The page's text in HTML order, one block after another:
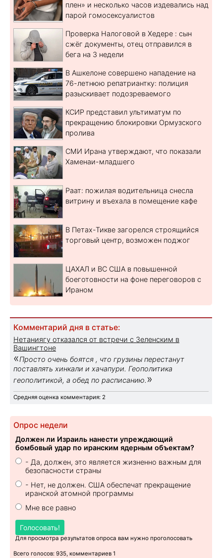
плен» и несколько часов издевались над
парой гомосексуалистов
Проверка Налоговой в Хедере : сын
сжёг документы, отец отправился в
бега на 3 недели
В Ашкелоне совершено нападение на
76-летнюю репатриантку: полиция
разыскивает подозреваемого
КСИР представил ультиматум по
прекращению блокировки Ормузского
пролива
СМИ Ирана утверждают, что показали
Хаменаи-младшего
Раат: пожилая водительница снесла
витрину и въехала в помещение кафе
В Петах-Тикве загорелся строящийся
торговый центр, возможен поджог
ЦАХАЛ и ВС США в повышенной
боеготовности на фоне переговоров с
Ираном
Комментарий дня в статье:
Нетаниягу отказался от встречи с Зеленским в
Вашингтоне
«Просто очень боятся , что грузины перестанут
поставлять хинкали и хачапури. Геополитика
геополитикой, а обед по расписанию. »
Средняя оценка комментария: 2
Опрос недели
Должен ли Израиль нанести упреждающий
бомбовый удар по иранским ядерным объектам?
- Да, должен, это является жизненно важным для
безопасности страны
- Нет, не должен. США обеспечат прекращение
иранской атомной программы
Мне все равно
Голосовать!
Для просмотра результатов опроса вам нужно проголосовать
Всего голосов: 935, комментариев 1